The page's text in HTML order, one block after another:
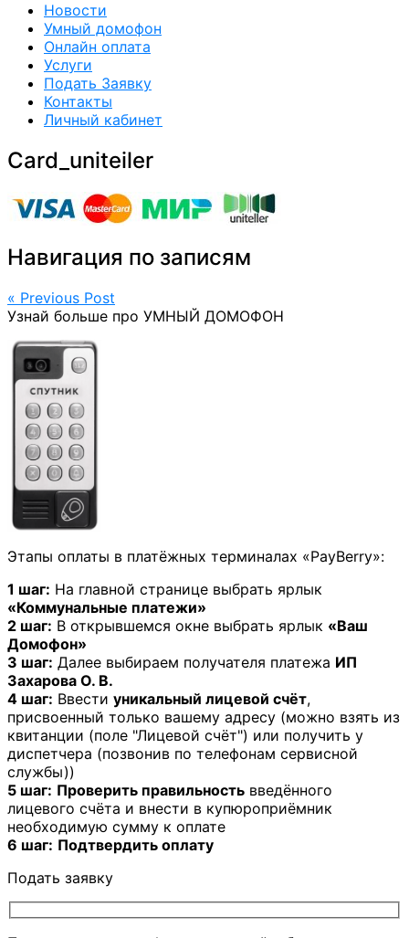
Новости
Умный домофон
Онлайн оплата
Услуги
Подать Заявку
Контакты
Личный кабинет
Card_uniteiler
Навигация по записям
« Previous Post
Узнай больше про УМНЫЙ ДОМОФОН
Этапы оплаты в платёжных терминалах «PayBerry»:
1 шаг: На главной странице выбрать ярлык
«Коммунальные платежи»
2 шаг: В открывшемся окне выбрать ярлык «Ваш
Домофон»
3 шаг: Далее выбираем получателя платежа ИП
Захарова О. В.
4 шаг: Ввести уникальный лицевой счёт,
присвоенный только вашему адресу (можно взять из
квитанции (поле "Лицевой счёт") или получить у
диспетчера (позвонив по телефонам сервисной
службы))
5 шаг: Проверить правильность введённого
лицевого счёта и внести в купюроприёмник
необходимую сумму к оплате
6 шаг: Подтвердить оплату
Подать заявку